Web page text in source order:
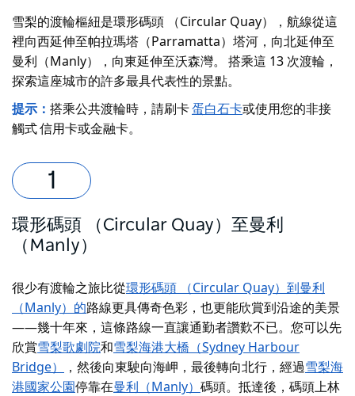
雪梨的渡輪樞紐是環形碼頭 （Circular Quay），航線從這
裡向西延伸至帕拉瑪塔（Parramatta）塔河，向北延伸至
曼利（Manly），向東延伸至沃森灣。
搭乘這 13 次渡輪，
探索這座城市的許多最具代表性的景點。
提示： 搭乘公共渡輪時，請刷卡蛋白石卡或使用您的非接
觸式信用卡或金融卡。
環形碼頭 （Circular Quay）至曼利
（Manly）
很少有渡輪之旅比從環形碼頭 （Circular Quay）到曼利
（Manly）的路線更具傳奇色彩，也更能欣賞到沿途的美景
——幾十年來，這條路線一直讓通勤者讚歎不已。您可以先
欣賞雪梨歌劇院和雪梨海港大橋（Sydney Harbour
Bridge）
，然後向東駛向海岬，最後轉向北行，經過雪梨海
港國家公園停靠在曼利（Manly） 碼頭。抵達後，碼頭上林